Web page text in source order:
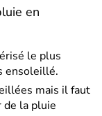
en
le plus
ensoleillé.
mais il faut
de la pluie